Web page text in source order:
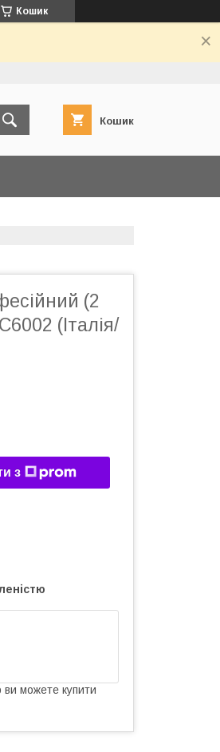
Кошик
Кошик
(2
(Італія/
з
ви можете купити